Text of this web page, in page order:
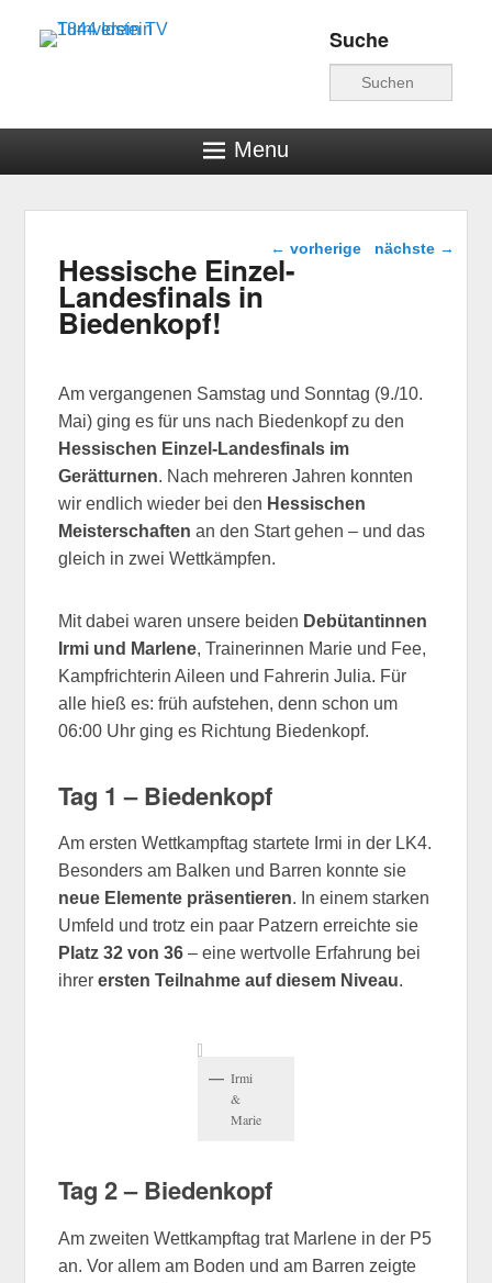
Turnverein TV 1844
Suche
Menu
Beitragsnavigation
← vorherige nächste →
Hessische Einzel-
Landesfinals in
Biedenkopf!
Am vergangenen Samstag und Sonntag (9./10.
Mai) ging es für uns nach Biedenkopf zu den
Hessischen Einzel-Landesfinals im
Gerätturnen. Nach mehreren Jahren konnten
wir endlich wieder bei den Hessischen
Meisterschaften an den Start gehen – und das
gleich in zwei Wettkämpfen.
Mit dabei waren unsere beiden Debütantinnen
Irmi und Marlene, Trainerinnen Marie und Fee,
Kampfrichterin Aileen und Fahrerin Julia. Für
alle hieß es: früh aufstehen, denn schon um
06:00 Uhr ging es Richtung Biedenkopf.
Tag 1 – Biedenkopf
Am ersten Wettkampftag startete Irmi in der LK4.
Besonders am Balken und Barren konnte sie
neue Elemente präsentieren. In einem starken
Umfeld und trotz ein paar Patzern erreichte sie
Platz 32 von 36 – eine wertvolle Erfahrung bei
ihrerersten Teilnahme auf diesem Niveau.
Irmi
&
Marie
Tag 2 – Biedenkopf
Am zweiten Wettkampftag trat Marlene in der P5
an. Vor allem am Boden und am Barren zeigte